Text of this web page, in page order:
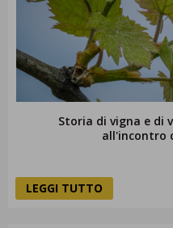
Storia di vigna e di
all'incontro
LEGGI TUTTO